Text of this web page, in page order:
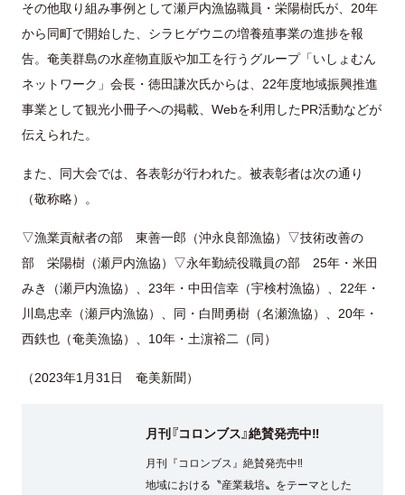
その他取り組み事例として瀬戸内漁協職員・栄陽樹氏が、20年
から同町で開始した、シラヒゲウニの増養殖事業の進捗を報
告。奄美群島の水産物直販や加工を行うグループ「いしょむん
ネットワーク」会長・徳田謙次氏からは、22年度地域振興推進
事業として観光小冊子への掲載、Webを利用したPR活動などが
伝えられた。
また、同大会では、各表彰が行われた。被表彰者は次の通り
（敬称略）。
▽漁業貢献者の部 東善一郎（沖永良部漁協）▽技術改善の
部 栄陽樹（瀬戸内漁協）▽永年勤続役職員の部 25年・米田
みき（瀬戸内漁協）、23年・中田信幸（宇検村漁協）、22年・
川島忠幸（瀬戸内漁協）、同・白間勇樹（名瀬漁協）、20年・
西鉄也（奄美漁協）、10年・土濵裕二（同）
（2023年1月31日 奄美新聞）
月刊『コロンブス』絶賛発売中‼
月刊『コロンブス』絶賛発売中‼
地域における〝産業栽培〟をテーマとした